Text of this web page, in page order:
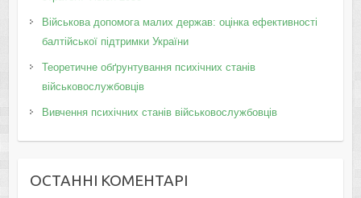
Військова допомога малих держав: оцінка ефективності
балтійської підтримки України
Теоретичне обґрунтування психічних станів
військовослужбовців
Вивчення психічних станів військовослужбовців
ОСТАННІ КОМЕНТАРІ